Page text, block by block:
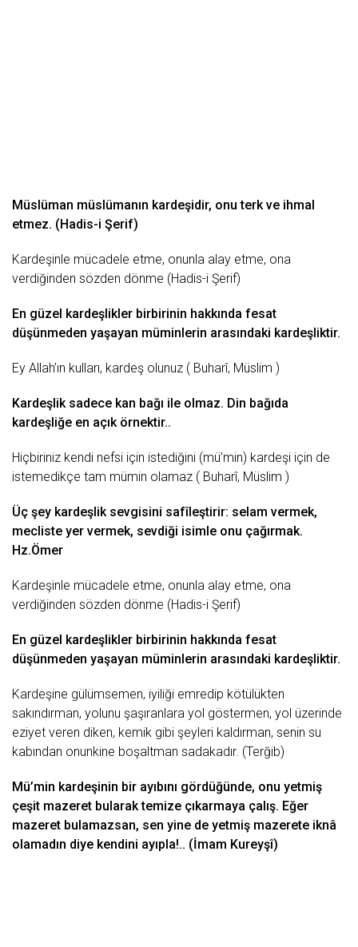
Müslüman müslümanın kardeşidir, onuterkve ihmal
etmez. (Hadis-i Şerif)
Kardeşinle mücadele etme, onunla alay etme, ona
verdiğinden sözden dönme (Hadis-i Şerif)
En güzel kardeşlikler birbirinin hakkında fesat
düşünmeden yaşayan müminlerin arasındaki kardeşliktir.
Ey Allah’ın kulları, kardeş olunuz ( Buharî, Müslim )
Kardeşlik sadece kan bağı ile olmaz. Din bağıda
kardeşliğe en açık örnektir..
Hiçbiriniz kendi nefsi için istediğini (mü’min) kardeşi için de
istemedikçe tam mümin olamaz ( Buharî, Müslim )
Üç şey kardeşlik sevgisini safîleştirir: selam vermek,
mecliste yer vermek, sevdiği isimle onu çağırmak.
Hz.Ömer
Kardeşinle mücadele etme, onunla alay etme, ona
verdiğinden sözden dönme (Hadis-i Şerif)
En güzel kardeşlikler birbirinin hakkında fesat
düşünmeden yaşayan müminlerin arasındaki kardeşliktir.
Kardeşine gülümsemen, iyiliği emredip kötülükten
sakındırman, yolunu şaşıranlara yol göstermen, yol üzerinde
eziyet veren diken, kemik gibi şeyleri kaldırman, senin su
kabından onunkine boşaltman sadakadır. (Terğib)
Mü’min kardeşinin bir ayıbını gördüğünde, onu yetmiş
çeşit mazeret bularak temize çıkarmaya çalış. Eğer
mazeret bulamazsan, sen yine de yetmiş mazerete iknâ
olamadın diye kendini ayıpla!.. (İmam Kureyşî)